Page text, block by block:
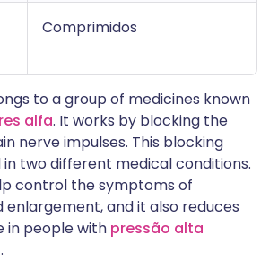
Comprimidos
to a group of medicines known
alfa. It works by blocking the
nerve impulses. This blocking
in two different medical conditions.
control the symptoms of
and it also reduces
in people with pressão alta
.